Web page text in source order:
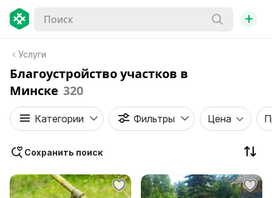
+
Услуги
Благоустройство участков в
Минске 320
Категории Фильтры Цена
Сохранить поиск